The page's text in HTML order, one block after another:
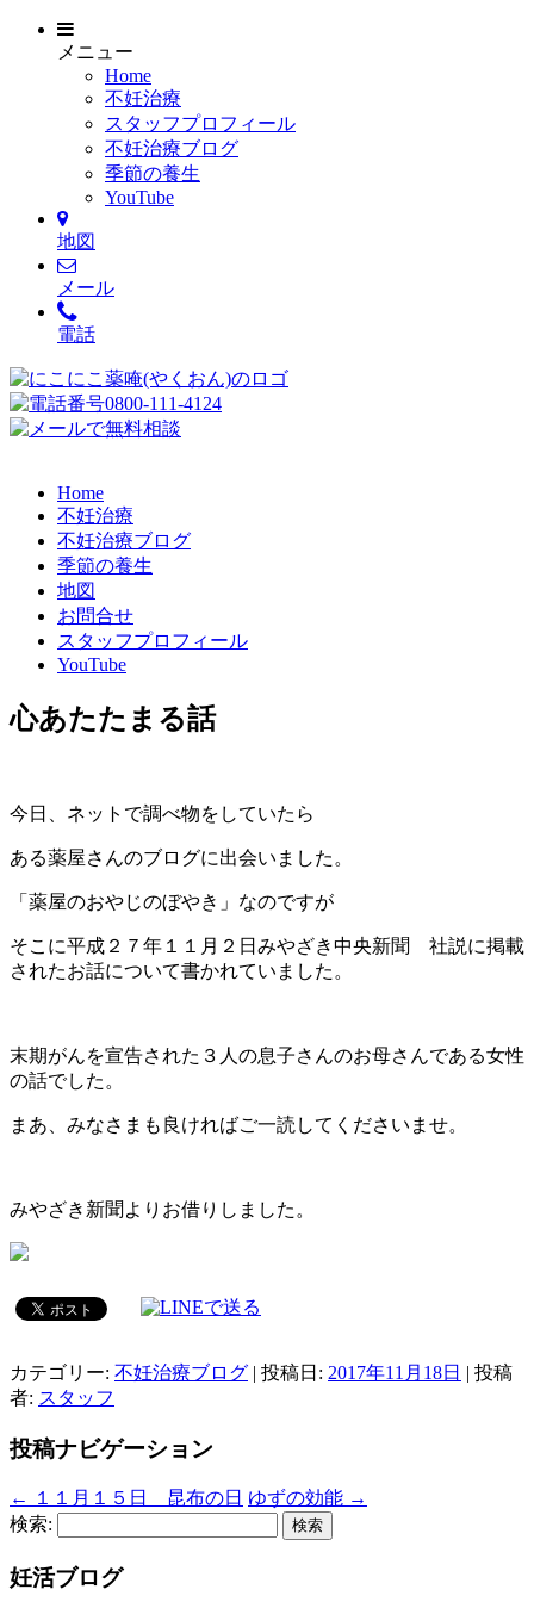
メニュー
Home
不妊治療
スタッフプロフィール
不妊治療ブログ
季節の養生
YouTube
地図
メール
電話
Home
不妊治療
不妊治療ブログ
季節の養生
地図
お問合せ
スタッフプロフィール
YouTube
心あたたまる話
今日、ネットで調べ物をしていたら
ある薬屋さんのブログに出会いました。
「薬屋のおやじのぼやき」なのですが
そこに平成２７年１１月２日みやざき中央新聞 社説に掲載
されたお話について書かれていました。
末期がんを宣告された３人の息子さんのお母さんである女性
の話でした。
まあ、みなさまも良ければご一読してくださいませ。
みやざき新聞よりお借りしました。
カテゴリー: 不妊治療ブログ | 投稿日: 2017年11月18日 | 投稿
者: スタッフ
投稿ナビゲーション
← １１月１５日 昆布の日 ゆずの効能 →
検索:
妊活ブログ